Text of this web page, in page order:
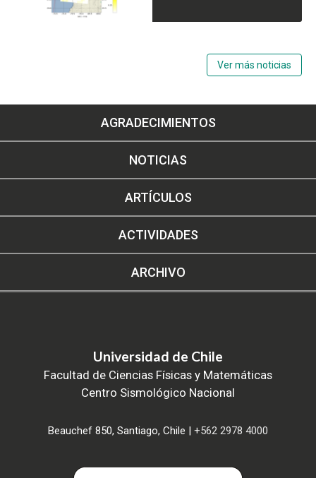
Ver más noticias
AGRADECIMIENTOS
NOTICIAS
ARTÍCULOS
ACTIVIDADES
ARCHIVO
Universidad de Chile
Facultad de Ciencias Físicas y Matemáticas
Centro Sismológico Nacional
Beauchef 850, Santiago, Chile | +562 2978 4000